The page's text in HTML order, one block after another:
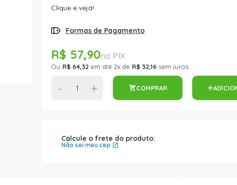
Clique e veja!
Formas de Pagamento
R$ 57,90
Ou R$ 64,32 em até 2x de R$ 32,16 sem juros
- + COMPRAR
Calcule o frete do produto:
Não sei meu cep